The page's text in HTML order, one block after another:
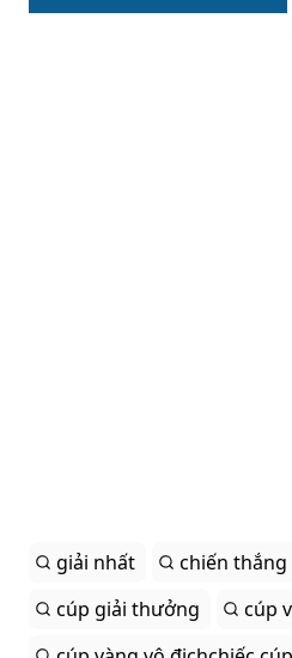
giải nhất chiến thắng
cúp giải thưởng
cúp